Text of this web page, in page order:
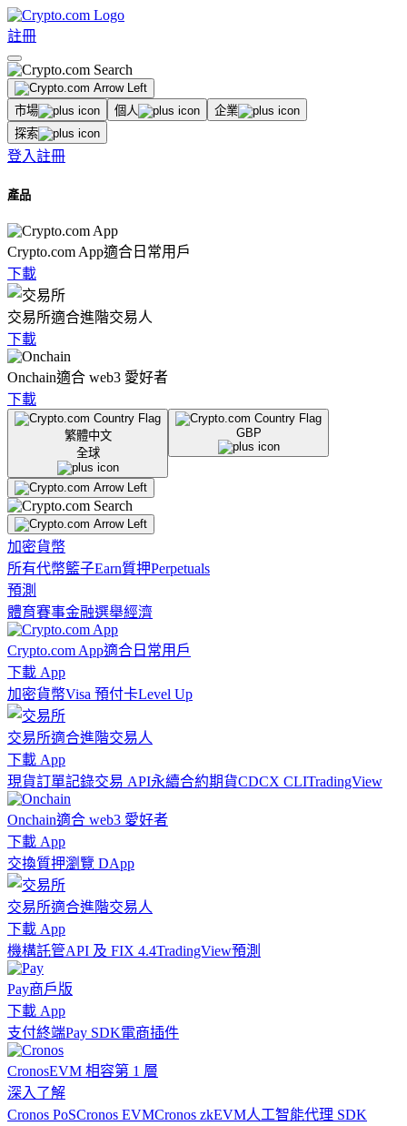
註冊
市場 個人
企業
探索
登入註冊
產品
Crypto.com App適合日常用戶
下載
交易所適合進階交易人
下載
Onchain適合 web3 愛好者
下載
繁體中文
全球
GBP
加密貨幣
所有代幣籃子Earn質押Perpetuals
預測
體育賽事金融選舉經濟
Crypto.com App適合日常用戶
下載 App
加密貨幣Visa 預付卡Level Up
交易所適合進階交易人
下載 App
現貨訂單記錄交易 API永續合約期貨CDCX CLITradingView
Onchain適合 web3 愛好者
下載 App
交換質押瀏覽 DApp
交易所適合進階交易人
下載 App
機構託管API 及 FIX 4.4TradingView預測
Pay商戶版
下載 App
支付終端Pay SDK電商插件
CronosEVM 相容第 1 層
深入了解
Cronos PoSCronos EVMCronos zkEVM人工智能代理 SDK